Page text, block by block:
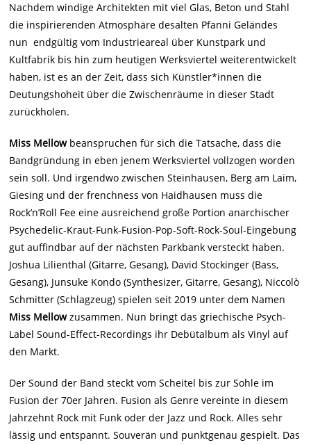
Nachdem windige Architekten mit viel Glas, Beton und Stahl
die inspirierenden Atmosphäre desalten Pfanni Geländes
nun endgültig vom Industrieareal über Kunstpark und
Kultfabrik bis hin zum heutigen Werksviertel weiterentwickelt
haben, ist es an der Zeit, dass sich Künstler*innen die
Deutungshoheit über die Zwischenräume in dieser Stadt
zurückholen.
Miss Mellowbeanspruchen für sich die Tatsache, dass die
Bandgründung in eben jenem Werksviertel vollzogen worden
sein soll. Und irgendwo zwischen Steinhausen, Berg am Laim,
Giesing und der frenchness von Haidhausen muss die
Rock’n’Roll Fee eine ausreichend große Portion anarchischer
Psychedelic-Kraut-Funk-Fusion-Pop-Soft-Rock-Soul-Eingebung
gut auffindbar auf der nächsten Parkbank versteckt haben.
Joshua Lilienthal (Gitarre, Gesang), David Stockinger (Bass,
Gesang), Junsuke Kondo (Synthesizer, Gitarre, Gesang), Niccolò
Schmitter (Schlagzeug) spielen seit 2019 unter dem Namen
Miss Mellowzusammen. Nun bringt das griechische Psych-
Label Sound-Effect-Recordings ihr Debütalbum als Vinyl auf
den Markt.
Der Sound der Band steckt vom Scheitel bis zur Sohle im
Fusion der 70er Jahren. Fusion als Genre vereinte in diesem
Jahrzehnt Rock mit Funk oder der Jazz und Rock. Alles sehr
lässig und entspannt. Souverän und punktgenau gespielt. Das